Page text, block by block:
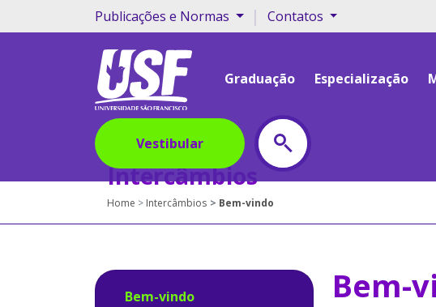
Publicações e Normas | Contatos
Graduação Especialização
Vestibular
Intercâmbios
Home Intercâmbios Bem-vindo
Bem-vindo Bem-